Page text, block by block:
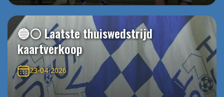
🔵⚪️ Laatste thuiswedstrijd
kaartverkoop
23-04-2026